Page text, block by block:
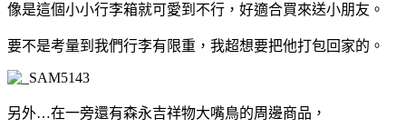
像是這個小小行李箱就可愛到不行，好適合買來送小朋友。
要不是考量到我們行李有限重，我超想要把他打包回家的。
另外…在一旁還有森永吉祥物大嘴鳥的周邊商品，